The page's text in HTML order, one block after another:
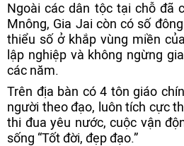
Ngoài các dân tộc tại chỗ đã
Mnông, Gia Jai còn có số
thiểu số ở khắp vùng miền
lập nghiệp và không ngừng
các năm.
Trên địa bàn có 4 tôn giáo
người theo đạo, luôn tích cực
thi đua yêu nước, cuộc vận
sống “Tốt đời, đẹp đạo.”